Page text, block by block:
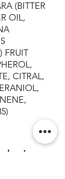
(BITTER
OIL,
FRUIT
CITRAL,